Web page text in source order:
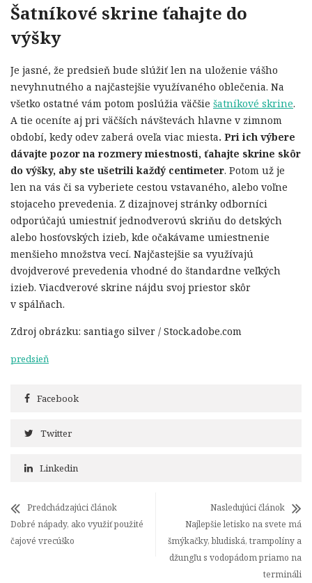
Šatníkové skrine ťahajte do
výšky
Je jasné, že predsieň bude slúžiť len na uloženie vášho
nevyhnutného a najčastejšie využívaného oblečenia. Na
všetko ostatné vám potom poslúžia väčšie šatníkové skrine.
A tie oceníte aj pri väčších návštevách hlavne v zimnom
období, kedy odev zaberá oveľa viac miesta. Pri ich výbere
dávajte pozor na rozmery miestnosti, ťahajte skrine skôr
do výšky, aby ste ušetrili každý centimeter. Potom už je
len na vás či sa vyberiete cestou vstavaného, alebo voľne
stojaceho prevedenia. Z dizajnovej stránky odborníci
odporúčajú umiestniť jednodverovú skriňu do detských
alebo hosťovských izieb, kde očakávame umiestnenie
menšieho množstva vecí. Najčastejšie sa využívajú
dvojdverové prevedenia vhodné do štandardne veľkých
izieb. Viacdverové skrine nájdu svoj priestor skôr
v spálňach.
Zdroj obrázku: santiago silver / Stock.adobe.com
predsieň
Facebook
Twitter
Linkedin
Predchádzajúci článok
Dobré nápady, ako využiť použité
čajové vrecúško
Nasledujúci článok
Najlepšie letisko na svete má
šmýkačky, bludiská, trampolíny a
džungľu s vodopádom priamo na
termináli